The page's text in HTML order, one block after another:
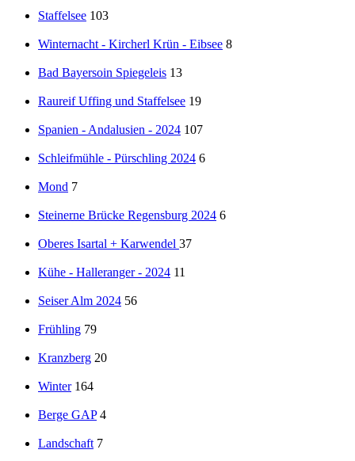
Staffelsee 103
Winternacht - Kircherl Krün - Eibsee 8
Bad Bayersoin Spiegeleis 13
Raureif Uffing und Staffelsee 19
Spanien - Andalusien - 2024 107
Schleifmühle - Pürschling 2024 6
Mond 7
Steinerne Brücke Regensburg 2024 6
Oberes Isartal + Karwendel 37
Kühe - Halleranger - 2024 11
Seiser Alm 2024 56
Frühling 79
Kranzberg 20
Winter 164
Berge GAP 4
Landschaft 7